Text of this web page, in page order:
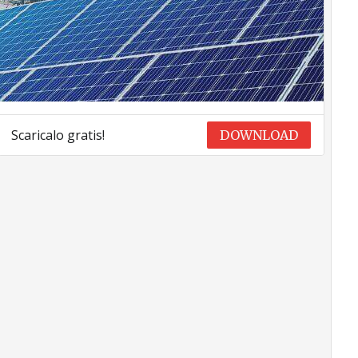
Scaricalo gratis! DOWNLOAD